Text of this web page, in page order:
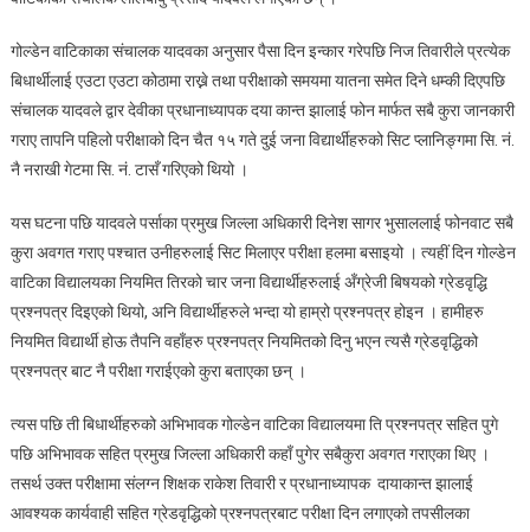
गोल्डेन वाटिकाका संचालक यादवका अनुसार पैसा दिन इन्कार गरेपछि निज तिवारीले प्रत्येक
बिधार्थीलाई एउटा एउटा कोठामा राख्ने तथा परीक्षाको समयमा यातना समेत दिने धम्की दिएपछि
संचालक यादवले द्वार देवीका प्रधानाध्यापक दया कान्त झालाई फोन मार्फत सबै कुरा जानकारी
गराए तापनि पहिलो परीक्षाको दिन चैत १५ गते दुई जना विद्यार्थीहरुको सिट प्लानिङ्गमा सि. नं.
नै नराखी गेटमा सि. नं. टासँ गरिएको थियो ।
यस घटना पछि यादवले पर्साका प्रमुख जिल्ला अधिकारी दिनेश सागर भुसाललाई फोनवाट सबै
कुरा अवगत गराए पश्चात उनीहरुलाई सिट मिलाएर परीक्षा हलमा बसाइयो । त्यहीं दिन गोल्डेन
वाटिका विद्यालयका नियमित तिरको चार जना विद्यार्थीहरुलाई अँग्रेजी बिषयको ग्रेडवृद्धि
प्रश्नपत्र दिइएको थियो, अनि विद्यार्थीहरुले भन्दा यो हाम्रो प्रश्नपत्र होइन । हामीहरु
नियमित विद्यार्थी होऊ तैपनि वहाँहरु प्रश्नपत्र नियमितको दिनु भएन त्यसै ग्रेडवृद्धिको
प्रश्नपत्र बाट नै परीक्षा गराईएको कुरा बताएका छन् ।
त्यस पछि ती बिधार्थीहरुको अभिभावक गोल्डेन वाटिका विद्यालयमा ति प्रश्नपत्र सहित पुगे
पछि अभिभावक सहित प्रमुख जिल्ला अधिकारी कहाँ पुगेर सबैकुरा अवगत गराएका थिए ।
तसर्थ उक्त परीक्षामा संलग्न शिक्षक राकेश तिवारी र प्रधानाध्यापक दायाकान्त झालाई
आवश्यक कार्यवाही सहित ग्रेडवृद्धिको प्रश्नपत्रबाट परीक्षा दिन लगाएको तपसीलका